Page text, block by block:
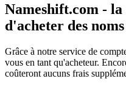
Nameshift.com -
d'acheter des
Grâce à notre service de
vous en tant qu'acheteur.
coûteront aucuns frais